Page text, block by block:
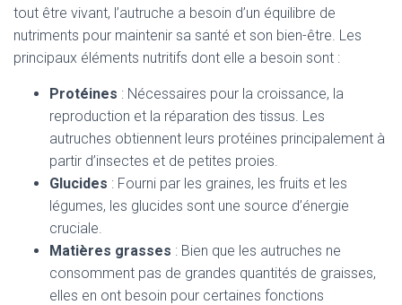
tout être vivant, l’autruche a besoin d’un équilibre de
nutriments pour maintenir sa santé et son bien-être. Les
principaux éléments nutritifs dont elle a besoin sont :
Protéines : Nécessaires pour la croissance, la
reproduction et la réparation des tissus. Les
autruches obtiennent leurs protéines principalement à
partir d’insectes et de petites proies.
Glucides : Fourni par les graines, les fruits et les
légumes, les glucides sont une source d’énergie
cruciale.
Matières grasses : Bien que les autruches ne
consomment pas de grandes quantités de graisses,
elles en ont besoin pour certaines fonctions